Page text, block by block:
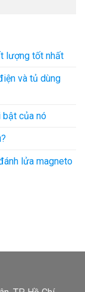
lượng tốt nhất
và tủ dùng
bật của nó
lửa magneto